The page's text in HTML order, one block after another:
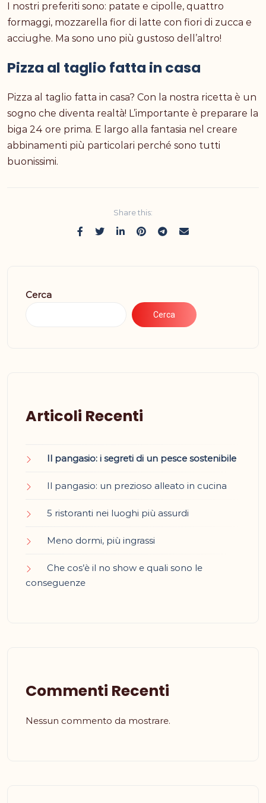
I nostri preferiti sono: patate e cipolle, quattro
formaggi, mozzarella fior di latte con fiori di zucca e
acciughe. Ma sono uno più gustoso dell’altro!
Pizza al taglio fatta in casa
Pizza al taglio fatta in casa? Con la nostra ricetta è un
sogno che diventa realtà! L’importante è preparare la
biga 24 ore prima. E largo alla fantasia nel creare
abbinamenti più particolari perché sono tutti
buonissimi.
Share this:
Cerca
Cerca
Articoli Recenti
Il pangasio: i segreti di un pesce sostenibile
Il pangasio: un prezioso alleato in cucina
5 ristoranti nei luoghi più assurdi
Meno dormi, più ingrassi
Che cos’è il no show e quali sono le
conseguenze
Commenti Recenti
Nessun commento da mostrare.